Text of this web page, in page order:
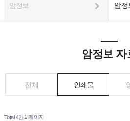
암정보 암정
암정보 자
전체 인쇄물
Total 4건 1 페이지